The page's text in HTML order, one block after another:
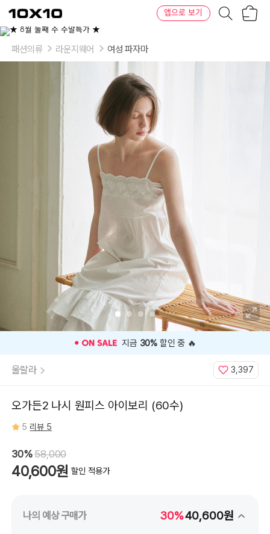
텐
바
텐
앱으로 보기
이
상
패션의류 라운지웨어 여성 파자마
⭐️ 고객 평점5 인기 상품 ⭐️
울랄라 3,397
오가든2 나시 원피스 아이보리 (60수)
5 리뷰 5
30%58,000
40,600원 할인 적용가
나의 예상 구매가 30%40,600원